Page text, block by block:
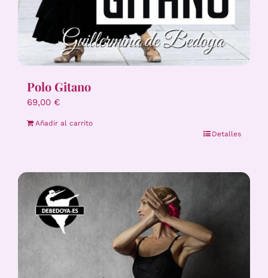
Polo Gitano
69,00 €
Añadir al carrito
Detalles